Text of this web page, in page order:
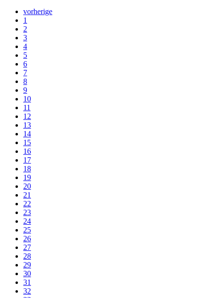
vorherige
1
2
3
4
5
6
7
8
9
10
11
12
13
14
15
16
17
18
19
20
21
22
23
24
25
26
27
28
29
30
31
32